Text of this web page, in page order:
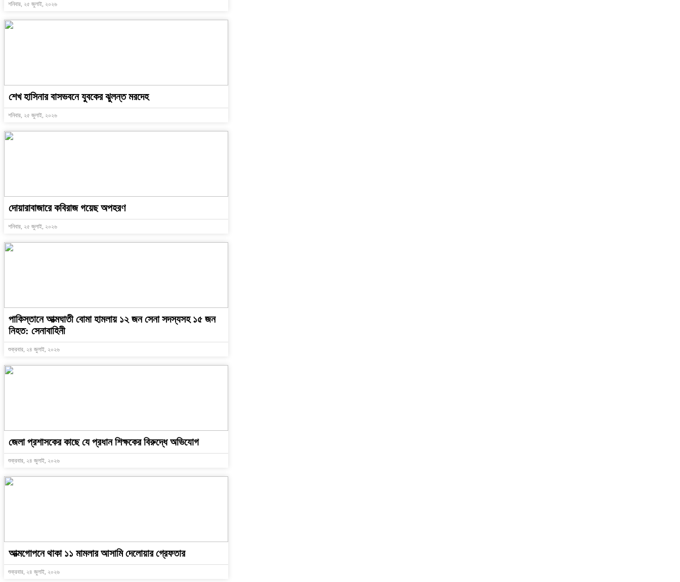
শনিবার, ২৫ জুলাই, ২০২৬
শেখ হাসিনার বাসভবনে যুবকের ঝুলন্ত মরদেহ
শনিবার, ২৫ জুলাই, ২০২৬
দোয়ারাবাজারে কবিরাজ গয়েছ অপহরণ
শনিবার, ২৫ জুলাই, ২০২৬
পাকিস্তানে আত্মঘাতী বোমা হামলায় ১২ জন সেনা সদস্যসহ ১৫ জন
নিহত: সেনাবাহিনী
শুক্রবার, ২৪ জুলাই, ২০২৬
জেলা প্রশাসকের কাছে যে প্রধান শিক্ষকের বিরুদ্ধে অভিযোগ
শুক্রবার, ২৪ জুলাই, ২০২৬
আত্মগোপনে থাকা ১১ মামলার আসামি দেলোয়ার গ্রেফতার
শুক্রবার, ২৪ জুলাই, ২০২৬